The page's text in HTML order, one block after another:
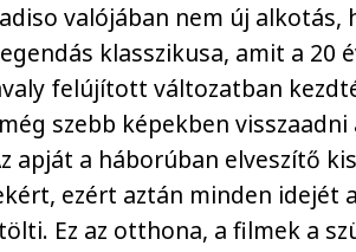
valójában nem új alkotás,
klasszikusa, amit a 20
felújított változatban
szebb képekben visszaadni
apját a háborúban elveszítő
ezért aztán minden idejét
Ez az otthona, a filmek a